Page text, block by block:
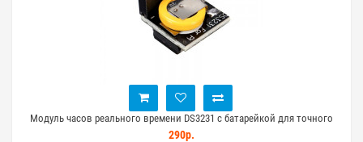
Модуль часов реального времени DS3231 с батарейкой для точного
хранения времени
290р.